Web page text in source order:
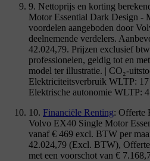
9. Nettoprijs en korting
Motor Essential Dark Design -
voordelen aangeboden door
deelnemende verdelers.
42.024,79. Prijzen exclusief
professionelen, geldig tot en
model ter illustratie. | CO₂-
Elektriciteitsverbruik WLTP:
Elektrische autonomie WLTP:
10. Financiële Renting: Offerte
Volvo EX40 Single Motor
vanaf € 469 excl. BTW per
42.024,79 (Excl. BTW), Offerte
met een voorschot van €